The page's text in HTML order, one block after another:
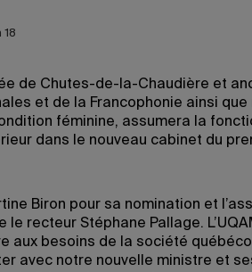
18
de Chutes-de-la-Chaudière et
et de la Francophonie ainsi que
féminine, assumera la
dans le nouveau cabinet du
Biron pour sa nomination et
le recteur Stéphane Pallage.
aux besoins de la société
avec notre nouvelle ministre et